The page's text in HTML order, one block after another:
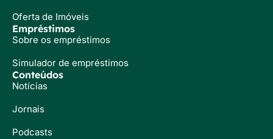
Oferta de Imóveis
Empréstimos
Sobre os empréstimos
Simulador de empréstimos
Conteúdos
Notícias
Jornais
Podcasts